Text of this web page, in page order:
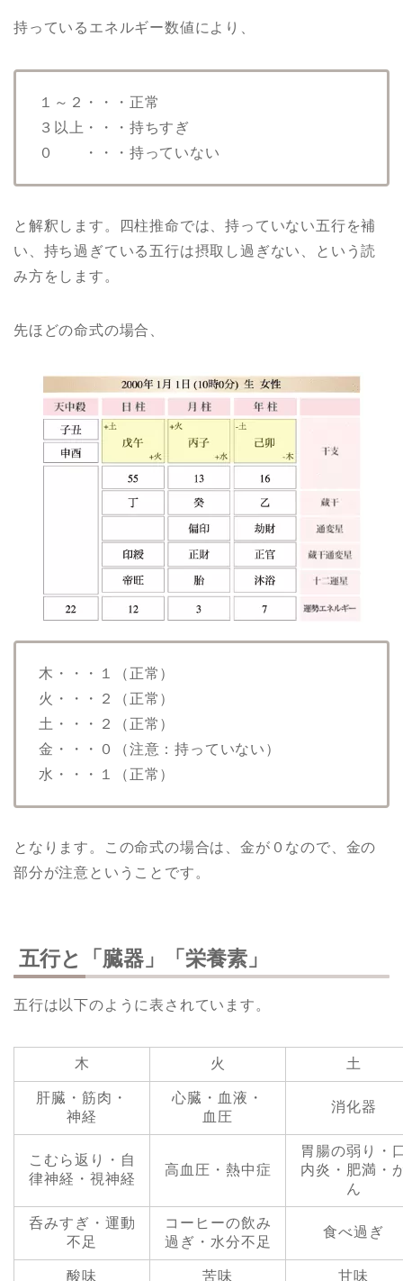
持っているエネルギー数値により、
１～２・・・正常
３以上・・・持ちすぎ
０ ・・・持っていない
と解釈します。四柱推命では、持っていない五行を補
い、持ち過ぎている五行は摂取し過ぎない、という読
み方をします。
先ほどの命式の場合、
木・・・１（正常）
火・・・２（正常）
土・・・２（正常）
金・・・０（注意：持っていない）
水・・・１（正常）
となります。この命式の場合は、金が０なので、金の
部分が注意ということです。
五行と「臓器」「栄養素」
五行は以下のように表されています。
木 火 土
肝臓・筋肉・
神経
心臓・血液・
血圧
消化器
こむら返り・自
律神経・視神経
高血圧・熱中症
胃腸の弱り・
内炎・肥満・
ん
呑みすぎ・運動
不足
コーヒーの飲み
過ぎ・水分不足
食べ過ぎ
酸味 苦味 甘味